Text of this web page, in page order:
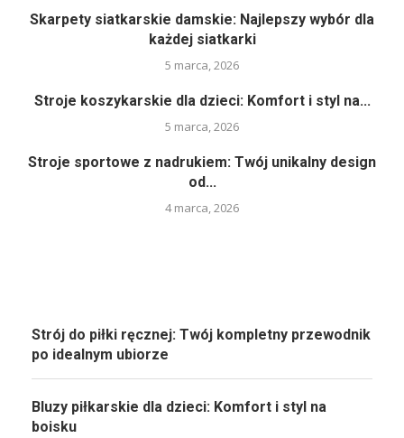
Skarpety siatkarskie damskie: Najlepszy wybór dla
każdej siatkarki
5 marca, 2026
Stroje koszykarskie dla dzieci: Komfort i styl na...
5 marca, 2026
Stroje sportowe z nadrukiem: Twój unikalny design
od...
4 marca, 2026
Strój do piłki ręcznej: Twój kompletny przewodnik
po idealnym ubiorze
Bluzy piłkarskie dla dzieci: Komfort i styl na
boisku